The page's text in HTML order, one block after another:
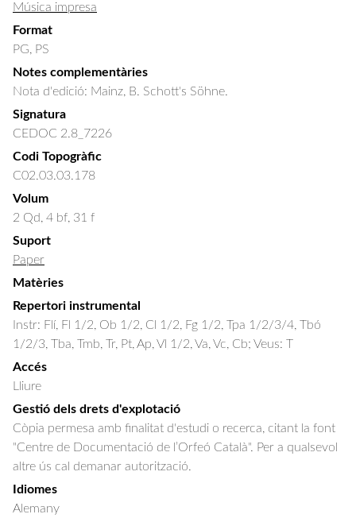
Música impresa
Format
PG, PS
Notes complementàries
Nota d'edició: Mainz, B. Schott's Söhne.
Signatura
CEDOC 2.8_7226
Codi Topogràfic
C02.03.03.178
Volum
2 Qd, 4 bf, 31 f
Suport
Paper
Matèries
Repertori instrumental
Instr: Flí, Fl 1/2, Ob 1/2, Cl 1/2, Fg 1/2, Tpa 1/2/3/4, Tbó
1/2/3, Tba, Tmb, Tr, Pt, Ap, Vl 1/2, Va, Vc, Cb; Veus: T
Accés
Lliure
Gestió dels drets d'explotació
Còpia permesa amb finalitat d'estudi o recerca, citant la font
"Centre de Documentació de l’Orfeó Català". Per a qualsevol
altre ús cal demanar autorització.
Idiomes
Alemany